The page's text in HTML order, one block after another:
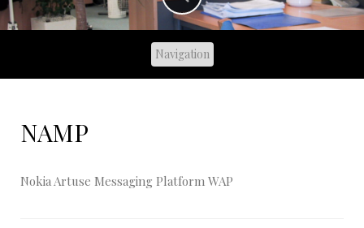
NAMP
Nokia Artuse Messaging Platform WAP